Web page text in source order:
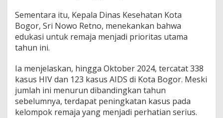
Sementara itu, Kepala Dinas Kesehatan Kota
Bogor, Sri Nowo Retno, menekankan bahwa
edukasi untuk remaja menjadi prioritas utama
tahun ini.
Ia menjelaskan, hingga Oktober 2024, tercatat 338
kasus HIV dan 123 kasus AIDS di Kota Bogor. Meski
jumlah ini menurun dibandingkan tahun
sebelumnya, terdapat peningkatan kasus pada
kelompok remaja yang menjadi perhatian serius.